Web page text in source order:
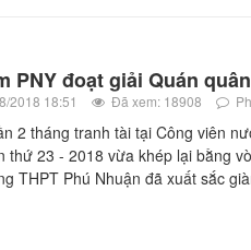
PNY đoạt giải Quán
2018 18:51 Đã xem: 18908
2 tháng tranh tài tại Công viên
thứ 23 - 2018 vừa khép lại bằng
THPT Phú Nhuận đã xuất sắc